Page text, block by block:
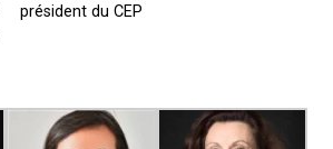
président du CEP